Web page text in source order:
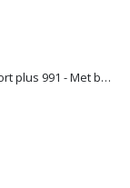
Homecare Douche WC - Comfort plus 991 - Met brilverwarming